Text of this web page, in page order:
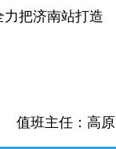
把济南站打造
值班主任：高原